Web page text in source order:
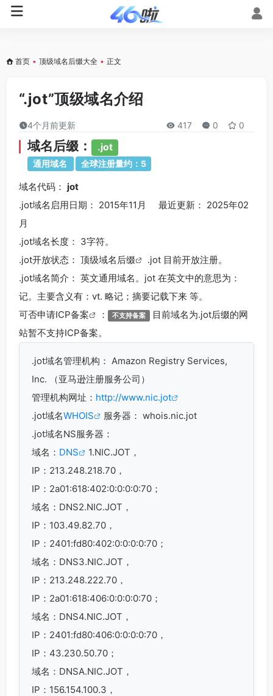
首页 • 顶级域名后缀大全 • 正文
“.jot”顶级域名介绍
4个月前更新 417 0 0
域名后缀： .jot
通用域名 全球注册量约：5
域名代码： jot
.jot域名 启用日期： 2015年11月 最近更新： 2025年02
月
.jot域名长度： 3字符。
.jot开放状态： 顶级域名后缀
.jot 目前开放注册。
.jot域名简介： 英文通用域名。jot 在英文中的意思为：
记。主要含义有：vt. 略记；摘要记载下来 等。
可否申请ICP备案 ： 不支持备案 目前域名为.jot后缀的网
站暂不支持ICP备案。
.jot域名管理机构： Amazon Registry Services,
Inc. （亚马逊注册服务公司）
管理机构网址： http://www.nic.jot
.jot域名WHOIS
服务器： whois.nic.jot
.jot域名NS服务器：
域名： DNS
1.NIC.JOT，
IP：213.248.218.70，
IP：2a01:618:402:0:0:0:0:70；
域名：DNS2.NIC.JOT，
IP：103.49.82.70，
IP：2401:fd80:402:0:0:0:0:70；
域名：DNS3.NIC.JOT，
IP：213.248.222.70，
IP：2a01:618:406:0:0:0:0:70；
域名：DNS4.NIC.JOT，
IP：2401:fd80:406:0:0:0:0:70，
IP：43.230.50.70；
域名：DNSA.NIC.JOT，
IP：156.154.100.3，